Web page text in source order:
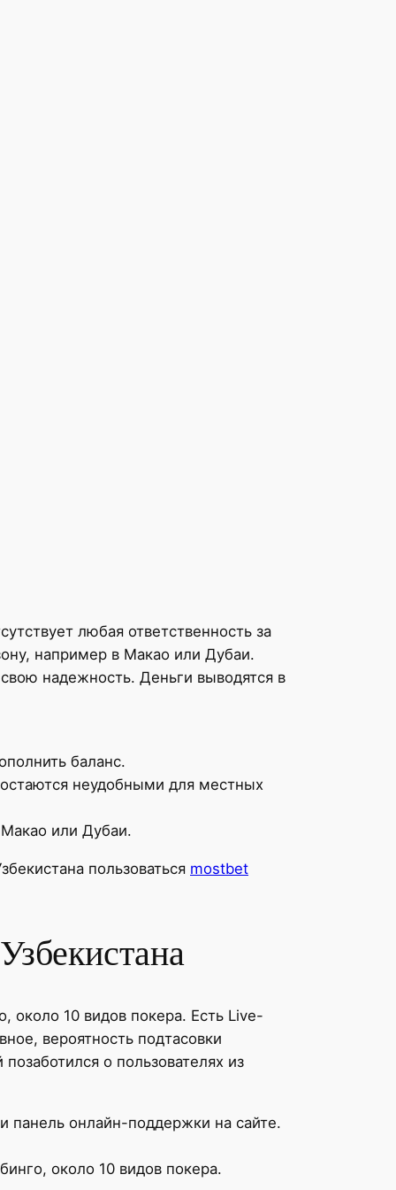
любая ответственность за
например в Макао или Дубаи.
надежность. Деньги выводятся в
баланс.
неудобными для местных
или Дубаи.
пользоваться mostbet
около 10 видов покера. Есть Live-
вероятность подтасовки
о пользователях из
онлайн-поддержки на сайте.
около 10 видов покера.